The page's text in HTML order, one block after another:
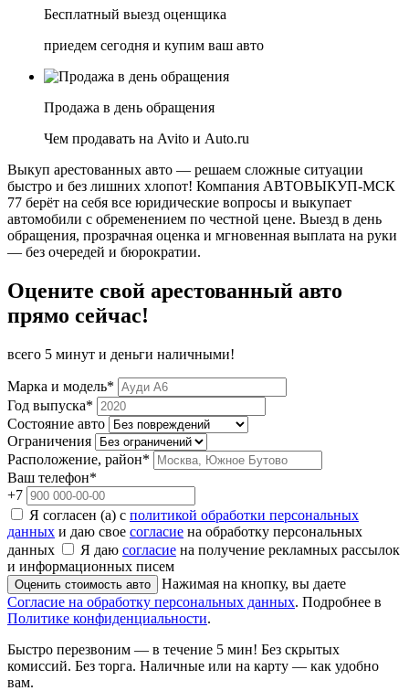
Бесплатный выезд оценщика
приедем сегодня и купим ваш авто
Продажа в день обращения
Чем продавать на Avito и Auto.ru
Выкуп арестованных авто — решаем сложные ситуации
быстро и без лишних хлопот! Компания АВТОВЫКУП-МСК
77 берёт на себя все юридические вопросы и выкупает
автомобили с обременением по честной цене. Выезд в день
обращения, прозрачная оценка и мгновенная выплата на руки
— без очередей и бюрократии.
Оцените свой арестованный авто
прямо сейчас!
всего 5 минут и деньги наличными!
Марка и модель*
Год выпуска*
Состояние авто
Ограничения
Расположение, район*
Ваш телефон*
+7
Я согласен (а) с политикой обработки персональных
данных и даю свое согласие на обработку персональных
данных
Я даю согласие на получение рекламных рассылок
и информационных писем
Оценить стоимость авто
Нажимая на кнопку, вы даете
Согласие на обработку персональных данных. Подробнее в
Политике конфиденциальности.
Быстро перезвоним — в течение 5 мин! Без скрытых
комиссий. Без торга. Наличные или на карту — как удобно
вам.